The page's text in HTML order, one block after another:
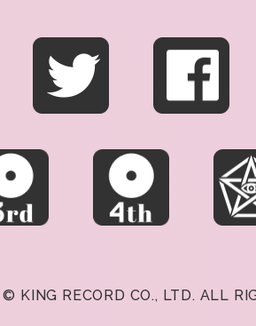
© KING RECORD CO., LTD. ALL